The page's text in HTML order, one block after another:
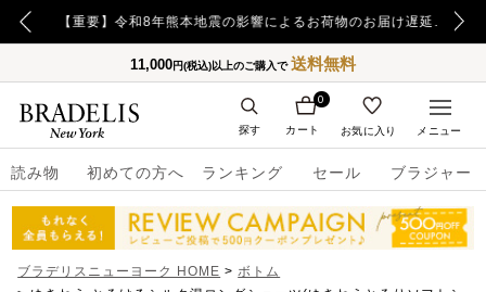
【重要】日本郵便の障害による配送への影響についてのお詫び 【重要】令和8年熊本地震の影響によるお荷物のお届け遅延について
11,000円(税込)以上のご購入で送料無料
読み物 初めての方へ ランキング セール ブラジャー
カート
0
お気に入り
探す メニュー
ブラデリスニューヨーク HOME
ボトム